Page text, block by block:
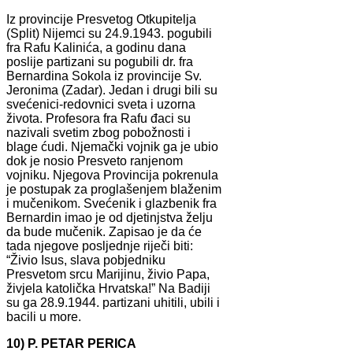
Iz provincije Presvetog Otkupitelja
(Split) Nijemci su 24.9.1943. pogubili
fra Rafu Kalinića, a godinu dana
poslije partizani su pogubili dr. fra
Bernardina Sokola iz provincije Sv.
Jeronima (Zadar). Jedan i drugi bili su
svećenici-redovnici sveta i uzorna
života. Profesora fra Rafu đaci su
nazivali svetim zbog pobožnosti i
blage ćudi. Njemački vojnik ga je ubio
dok je nosio Presveto ranjenom
vojniku. Njegova Provincija pokrenula
je postupak za proglašenjem blaženim
i mučenikom. Svećenik i glazbenik fra
Bernardin imao je od djetinjstva želju
da bude mučenik. Zapisao je da će
tada njegove posljednje riječi biti:
“Živio Isus, slava pobjedniku
Presvetom srcu Marijinu, živio Papa,
živjela katolička Hrvatska!” Na Badiji
su ga 28.9.1944. partizani uhitili, ubili i
bacili u more.
10) P. PETAR PERICA